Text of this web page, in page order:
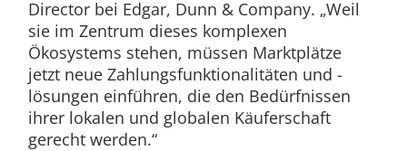
Director bei Edgar, Dunn & Company. „Weil
sie im Zentrum dieses komplexen
Ökosystems stehen, müssen Marktplätze
jetzt neue Zahlungsfunktionalitäten und -
lösungen einführen, die den Bedürfnissen
ihrer lokalen und globalen Käuferschaft
gerecht werden.“